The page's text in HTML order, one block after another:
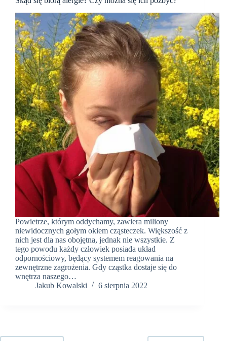
Powietrze, którym oddychamy, zawiera miliony
niewidocznych gołym okiem cząsteczek. Większość z
nich jest dla nas obojętna, jednak nie wszystkie. Z
tego powodu każdy człowiek posiada układ
odpornościowy, będący systemem reagowania na
zewnętrzne zagrożenia. Gdy cząstka dostaje się do
wnętrza naszego…
Jakub Kowalski
6 sierpnia 2022